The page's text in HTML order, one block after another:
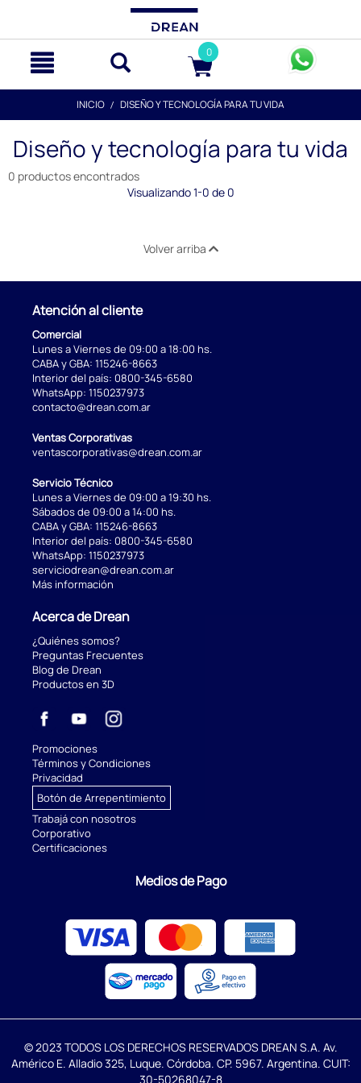
0
INICIO DISEÑO Y TECNOLOGÍA PARA TU VIDA
Diseño y tecnología para tu vida
0 productos encontrados
Visualizando 1-0 de 0
Volver arriba
Atención al cliente
Comercial
Lunes a Viernes de 09:00 a 18:00 hs.
CABA y GBA: 115246-8663
Interior del país: 0800-345-6580
WhatsApp: 1150237973
contacto@drean.com.ar
Ventas Corporativas
ventascorporativas@drean.com.ar
Servicio Técnico
Lunes a Viernes de 09:00 a 19:30 hs.
Sábados de 09:00 a 14:00 hs.
CABA y GBA: 115246-8663
Interior del país: 0800-345-6580
WhatsApp: 1150237973
serviciodrean@drean.com.ar
Más información
Acerca de Drean
¿Quiénes somos?
Preguntas Frecuentes
Blog de Drean
Productos en 3D
Promociones
Términos y Condiciones
Privacidad
Botón de Arrepentimiento
Trabajá con nosotros
Corporativo
Certificaciones
Medios de Pago
© 2023 TODOS LOS DERECHOS RESERVADOS DREAN S.A. Av.
Américo E. Alladio 325, Luque. Córdoba. CP. 5967. Argentina. CUIT:
30-50268047-8